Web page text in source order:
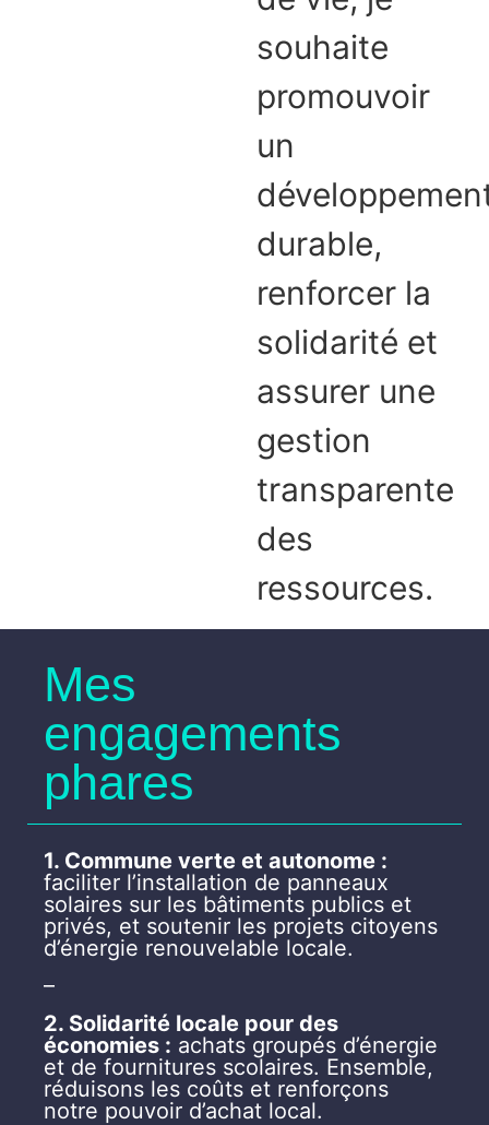
souhaite
promouvoir
un
durable,
renforcer la
solidarité et
assurer une
gestion
transparente
des
ressources.
Mes
engagements
phares
1. Commune verte et autonome :
faciliter l’installation de panneaux
solaires sur les bâtiments publics et
privés, et soutenir les projets citoyens
d’énergie renouvelable locale.
–
2. Solidarité locale pour des
économies : achats groupés d’énergie
et de fournitures scolaires. Ensemble,
réduisons les coûts et renforçons
notre pouvoir d’achat local.